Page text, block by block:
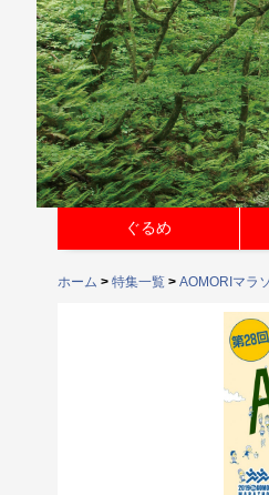
ぐるめ
ホーム > 特集一覧 > AOMORIマラ